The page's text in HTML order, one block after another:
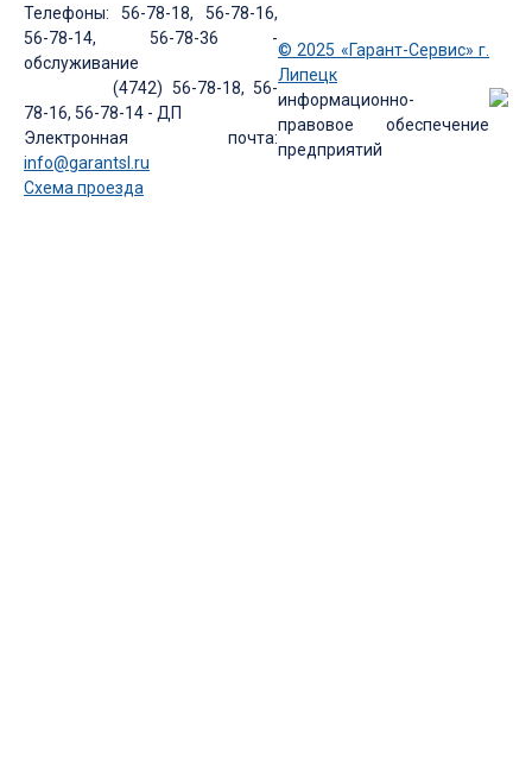
Телефоны: 56-78-18, 56-78-16,
56-78-14, 56-78-36 -
обслуживание
(4742) 56-78-18, 56-
78-16, 56-78-14 - ДП
Электронная почта:
info@garantsl.ru
Схема проезда
© 2025 «Гарант-Сервис» г.
Липецк
информационно-
правовое обеспечение
предприятий